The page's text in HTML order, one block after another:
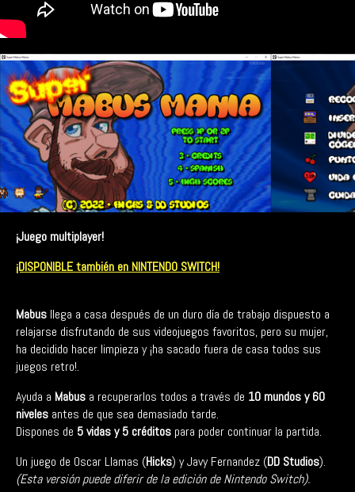
¡Juego multiplayer!
¡DISPONIBLE también en NINTENDO SWITCH!
Mabus llega a casa después de un duro día de trabajo dispuesto a
relajarse disfrutando de sus videojuegos favoritos, pero su mujer,
ha decidido hacer limpieza y ¡ha sacado fuera de casa todos sus
juegos retro!.
Ayuda a Mabus a recuperarlos todos a través de 10 mundos y 60
niveles antes de que sea demasiado tarde.
Dispones de 5 vidas y 5 créditos para poder continuar la partida.
Un juego de Oscar Llamas (Hicks) y Javy Fernandez (DD Studios).
(Esta versión puede diferir de la edición de Nintendo Switch).